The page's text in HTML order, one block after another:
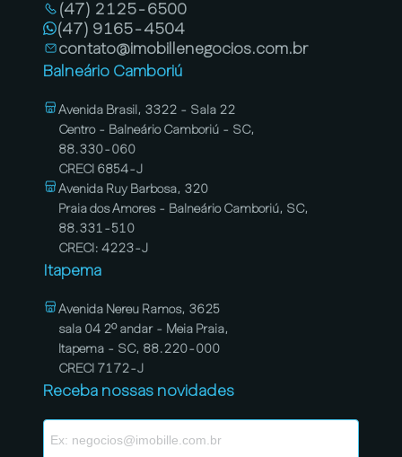
(47) 2125-6500
(47) 9165-4504
contato@imobillenegocios.com.br
Balneário Camboriú
Avenida Brasil, 3322 - Sala 22
Centro - Balneário Camboriú - SC,
88.330-060
CRECI 6854-J
Avenida Ruy Barbosa, 320
Praia dos Amores - Balneário Camboriú, SC,
88.331-510
CRECI: 4223-J
Itapema
Avenida Nereu Ramos, 3625
sala 04 2º andar - Meia Praia,
Itapema - SC, 88.220-000
CRECI 7172-J
Receba nossas novidades